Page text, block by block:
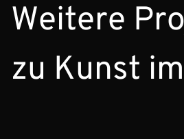
Weitere
zu Kunst